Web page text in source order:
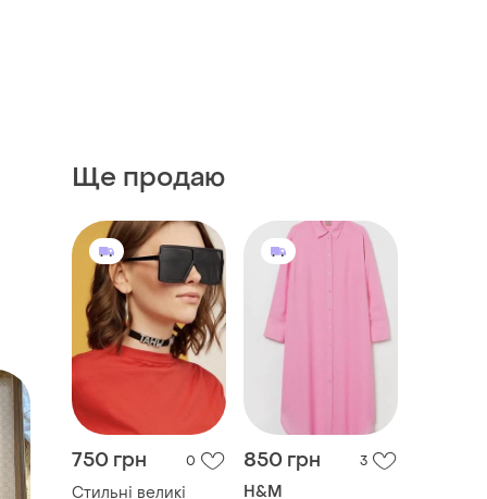
Ще продаю
750 грн 0
Стильні великі
850 грн 3
H&M